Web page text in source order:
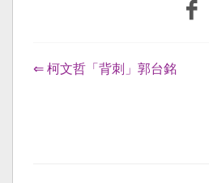
⇐ 柯文哲「背刺」郭台銘